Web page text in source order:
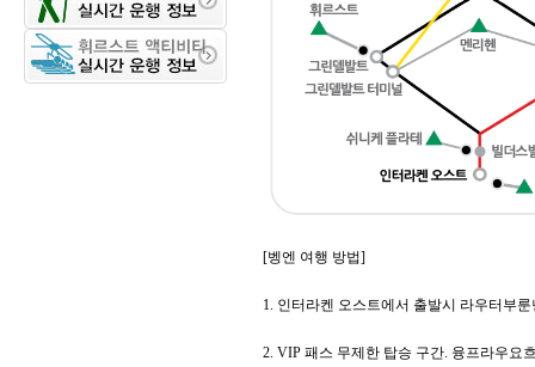
[벵엔 여행 방법]
1. 인터라켄 오스트에서 출발시 라우터부
2. VIP 패스 무제한 탑승 구간. 융프라우요